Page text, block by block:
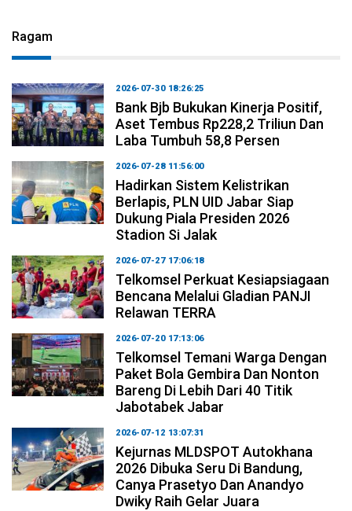
Ragam
2026-07-30 18:26:25
Bank Bjb Bukukan Kinerja Positif,
Aset Tembus Rp228,2 Triliun Dan
Laba Tumbuh 58,8 Persen
2026-07-28 11:56:00
Hadirkan Sistem Kelistrikan
Berlapis, PLN UID Jabar Siap
Dukung Piala Presiden 2026
Stadion Si Jalak
2026-07-27 17:06:18
Telkomsel Perkuat Kesiapsiagaan
Bencana Melalui Gladian PANJI
Relawan TERRA
2026-07-20 17:13:06
Telkomsel Temani Warga Dengan
Paket Bola Gembira Dan Nonton
Bareng Di Lebih Dari 40 Titik
Jabotabek Jabar
2026-07-12 13:07:31
Kejurnas MLDSPOT Autokhana
2026 Dibuka Seru Di Bandung,
Canya Prasetyo Dan Anandyo
Dwiky Raih Gelar Juara